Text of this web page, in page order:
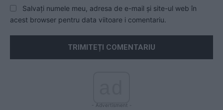
Salvați numele meu, adresa de e-mail și site-ul web în
acest browser pentru data viitoare i comentariu.
- Advertisment -